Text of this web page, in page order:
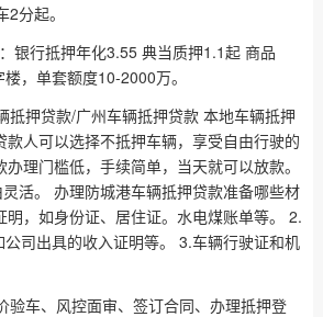
分起。
行抵押年化3.55 典当质押1.1起 商品
，单套额度10-2000万。
押贷款/广州车辆抵押贷款 本地车辆抵押
人可以选择不抵押车辆，享受自由行驶的
理门槛低，手续简单，当天就可以放款。
活。 办理防城港车辆抵押贷款准备哪些材
，如身份证、居住证。水电煤账单等。 2.
司出具的收入证明等。 3.车辆行驶证和机
车、风控面审、签订合同、办理抵押登